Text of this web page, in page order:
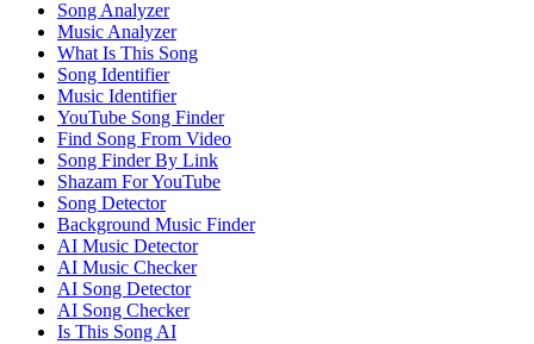
Song Analyzer
Music Analyzer
What Is This Song
Song Identifier
Music Identifier
YouTube Song Finder
Find Song From Video
Song Finder By Link
Shazam For YouTube
Song Detector
Background Music Finder
AI Music Detector
AI Music Checker
AI Song Detector
AI Song Checker
Is This Song AI